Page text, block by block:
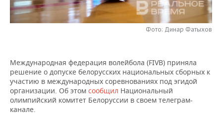
ЭНЕРГЕТИКА
УСЛУГИ
МЕДИА
ВЫЕЗДНАЯ РЕДАКЦИЯ
ОТКРЫТАЯ ЛЕКЦИЯ
НОВОСТИ СПОРТА
БАСКЕТБОЛ
ВОЛЕЙБОЛ
ОБЩЕСТВО
ИНФРАСТРУКТУРА
ИСТОРИЯ
СПРАВОЧНИК
СПИСОК ПЕРСОН
ПОЛНАЯ ВЕРСИЯ
Фото: Динар Фатыхов
Международная федерация волейбола (FIVB) приняла
решение о допуске белорусских национальных сборных к
участию в международных соревнованиях под эгидой
организации. Об этом сообщил Национальный
олимпийский комитет Белоруссии в своем телеграм-
канале.